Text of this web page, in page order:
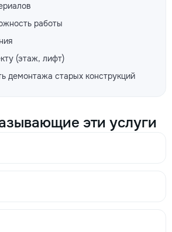
работы
(этаж, лифт)
демонтажа старых конструкций
эти услуги